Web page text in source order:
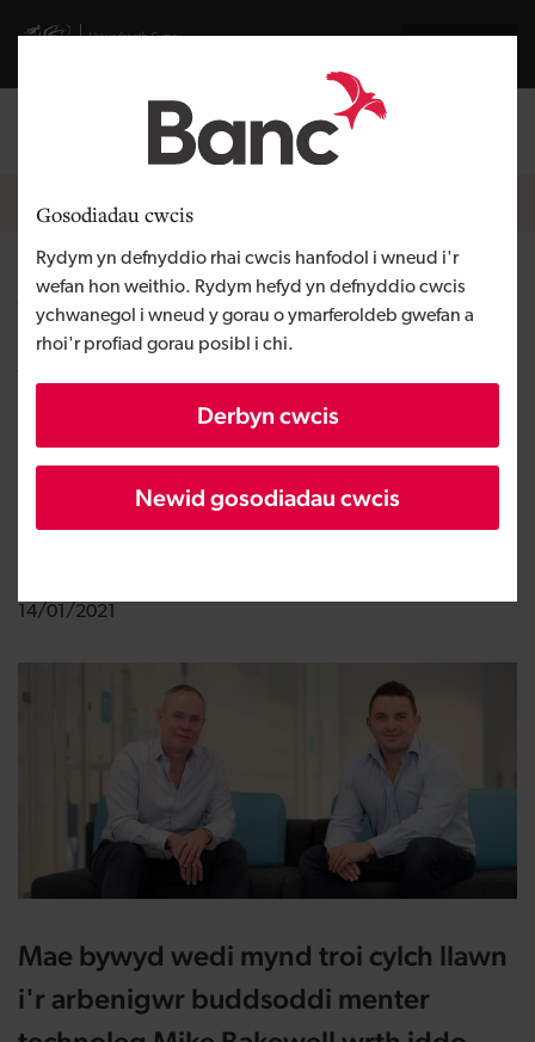
Gosodiadau cwcis
Rydym yn defnyddio rhai cwcis hanfodol i wneud i'r
wefan hon weithio. Rydym hefyd yn defnyddio cwcis
ychwanegol i wneud y gorau o ymarferoldeb gwefan a
rhoi'r profiad gorau posibl i chi.
Derbyn cwcis
Newid gosodiadau cwcis
Visit gov.wales website
Mewngofnodi
Breadcrumb
Newyddion
Arbenigwyr buddsoddi menter
technoleg yn rhoi hwb i dîm
Wrecsam
Wedi ei gyhoeddi:
14/01/2021
Mae bywyd wedi mynd troi cylch llawn
i'r arbenigwr buddsoddi menter